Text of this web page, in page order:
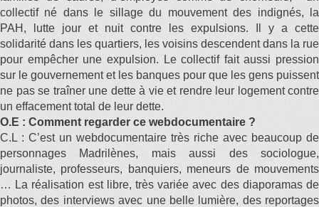
collectif né dans le sillage du mouvement des indignés, la
PAH, lutte jour et nuit contre les expulsions. Il y a cette
solidarité dans les quartiers, les voisins descendent dans la rue
pour empêcher une expulsion. Le collectif fait aussi pression
sur le gouvernement et les banques pour que les gens puissent
ne pas se traîner une dette à vie et rendre leur logement contre
un effacement total de leur dette.
O.E : Comment regarder ce webdocumentaire ?
C.L : C’est un webdocumentaire très riche avec beaucoup de
personnages Madrilènes, mais aussi des sociologue,
journaliste, professeurs, banquiers, meneurs de mouvements
… La réalisation est libre, très variée avec des diaporamas de
photos, des interviews avec une belle lumière, des reportages